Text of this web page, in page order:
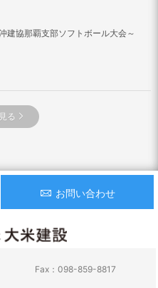
建協那覇支部ソフトボール大会～
る
お問い合わせ
Fax：098-859-8817